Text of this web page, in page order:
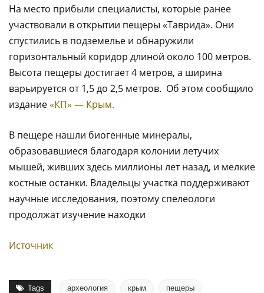
На место прибыли специалисты, которые ранее
участвовали в открытии пещеры «Таврида». Они
спустились в подземелье и обнаружили
горизонтальный коридор длиной около 100 метров.
Высота пещеры достигает 4 метров, а ширина
варьируется от 1,5 до 2,5 метров. Об этом сообщило
издание«КП» — Крым.
В пещере нашли биогенные минералы,
образовавшиеся благодаря колонии летучих
мышей, живших здесь миллионы лет назад, и мелкие
костные останки. Владельцы участка поддерживают
научные исследования, поэтому спелеологи
продолжат изучение находки
Источник
Tags археология крым пещеры